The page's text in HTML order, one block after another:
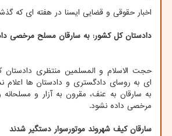
اخبار حقوقی و قضایی ایسنا در هفته ای که
دادستان کل کشور: به سارقان مسلح مرخصی
حجت الاسلام و المسلمین منتظری دادستان
ای به روسای دادگستری و دادستان ها اعلام
به سارقان به عنف، مقرون به آزار و
مرخصی داده نشود.
سارقان کیف شهروند موتورسوار دستگیر شدند